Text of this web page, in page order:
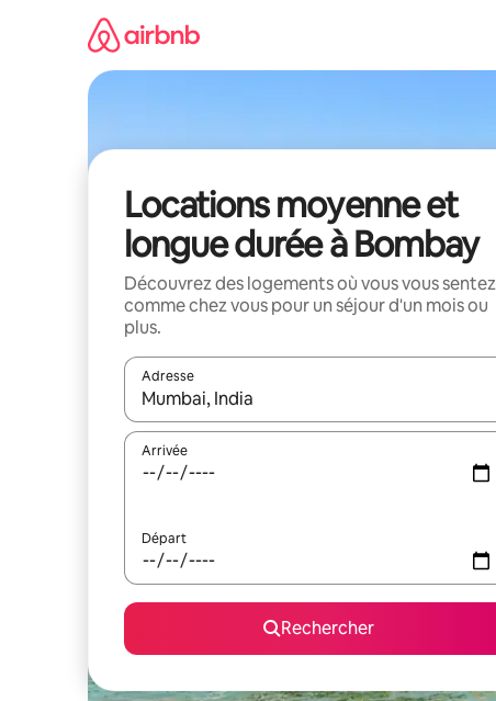
Locations moyenne et
longue durée à Bombay
Découvrez des logements où vous vous sentez
comme chez vous pour un séjour d'un mois ou
plus.
Adresse
Lorsque les résultats s'affichent, utilisez les
Arrivée
Départ
Rechercher